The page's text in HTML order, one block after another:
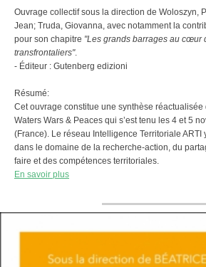
Ouvrage collectif sous la direction de Woloszyn,
Jean; Truda, Giovanna, avec notamment la
pour son chapitre "Les grands barrages au cœur
transfrontaliers".
- Éditeur : Gutenberg edizioni
Résumé:
Cet ouvrage constitue une synthèse
Waters Wars & Peaces qui s’est tenu les 4 et 5
(France). Le réseau Intelligence Territoriale ARTI
dans le domaine de la recherche-action, du
faire et des compétences territoriales.
En savoir plus